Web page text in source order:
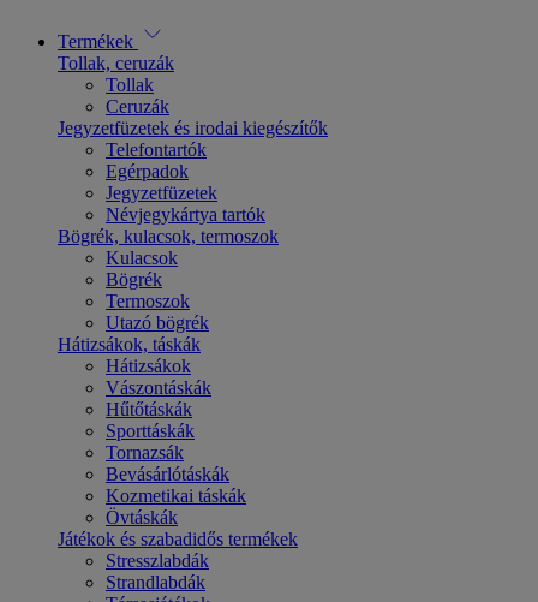
Termékek
Tollak, ceruzák
Tollak
Ceruzák
Jegyzetfüzetek és irodai kiegészítők
Telefontartók
Egérpadok
Jegyzetfüzetek
Névjegykártya tartók
Bögrék, kulacsok, termoszok
Kulacsok
Bögrék
Termoszok
Utazó bögrék
Hátizsákok, táskák
Hátizsákok
Vászontáskák
Hűtőtáskák
Sporttáskák
Tornazsák
Bevásárlótáskák
Kozmetikai táskák
Övtáskák
Játékok és szabadidős termékek
Stresszlabdák
Strandlabdák